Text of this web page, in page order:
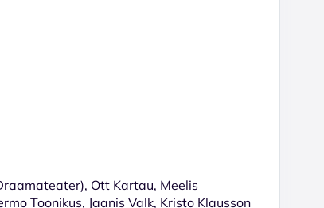
Ott Kartau, Meelis
Toonikus, Jaanis Valk, Kristo Klausson